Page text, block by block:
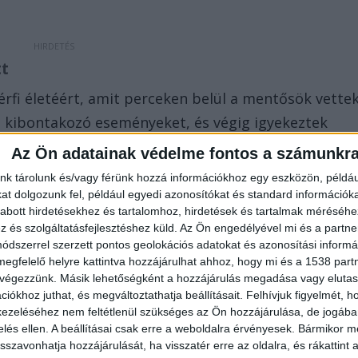
Az Ön adatainak védelme fontos a
tárolunk és/vagy férünk hozzá információkhoz egy eszközön,
dolgozunk fel, például egyedi azonosítókat és standard
hirdetésekhez és tartalomhoz, hirdetések és tartalmak
és szolgáltatásfejlesztéshez küld. Az Ön engedélyével mi és a
szerzett pontos geolokációs adatokat és azonosítási
helyre kattintva hozzájárulhat ahhoz, hogy mi és a 1538
Másik lehetőségként a hozzájárulás megadása vagy
juthat, és megváltoztathatja beállításait. Felhívjuk figyelmét,
nem feltétlenül szükséges az Ön hozzájárulása, de
ellen. A beállításai csak erre a weboldalra érvényesek. Bármikor
hozzájárulását, ha visszatér erre az oldalra, és rákattint
életéért, amit perceken belül a mentősök vettek
eseményeket, és végig igyekeztek
keringése, az időben megkezdett
állapotban szállíthatták kórházba a mentők –